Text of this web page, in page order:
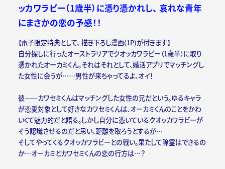
ッカワラビー（1歳半）に憑り憑かれし、 哀れな青年
にまさかの恋の予感！！
【電子限定特典として、 描き下ろし漫画(1P)が付きます】
自分探しに行ったオーストラリアでクオッカワラビー（1歳半）に取り
憑かれたオーカミくん。それはそれとして、婚活アプリでマッチングし
た女性に会うが……男性が来ちゃってるよ、オイ！
彼――カワセミくんはマッチングした女性の兄だという。ゆるキャラ
が恋愛対象として好きなカワセミくんは、オーカミくんのことをかわ
いくて魅力的だと語る。しかし自分に憑いているクオッカワラビーが
そう認識させるのだと思い、距離を取ろうとするが…
そしてやってくるクオッカワラビーとの戦い。果たして除霊はできるの
か…オーカミとカワセミくんの恋の行方は…？